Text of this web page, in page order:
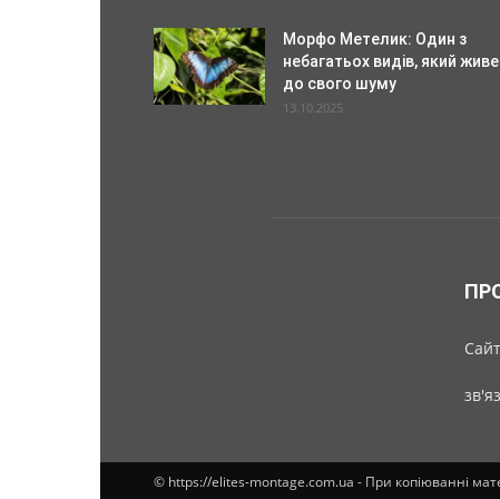
Морфо Метелик: Один з
небагатьох видів, який живе
до свого шуму
13.10.2025
© https://elites-montage.com.ua - При копіюванні